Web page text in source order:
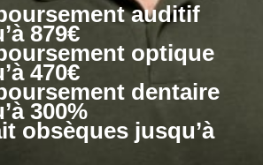
auditif
879€
optique
470€
dentaire
300%
obsèques jusqu’à